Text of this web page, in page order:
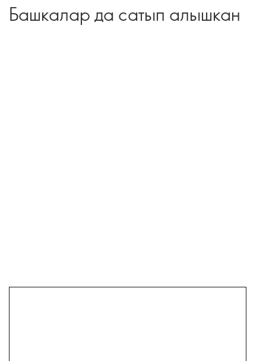
Башкалар да сатып алышкан